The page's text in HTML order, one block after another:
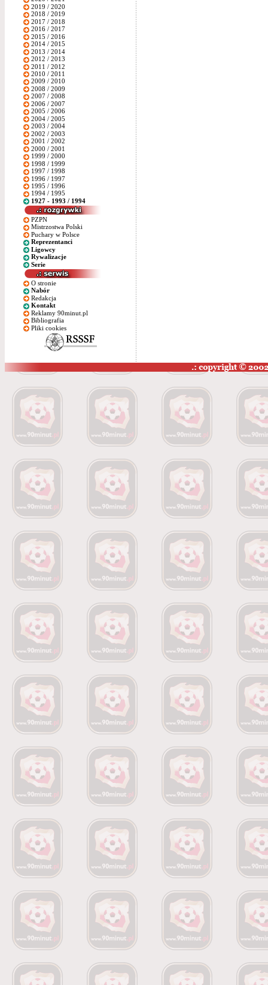
2019 / 2020
2018 / 2019
2017 / 2018
2016 / 2017
2015 / 2016
2014 / 2015
2013 / 2014
2012 / 2013
2011 / 2012
2010 / 2011
2009 / 2010
2008 / 2009
2007 / 2008
2006 / 2007
2005 / 2006
2004 / 2005
2003 / 2004
2002 / 2003
2001 / 2002
2000 / 2001
1999 / 2000
1998 / 1999
1997 / 1998
1996 / 1997
1995 / 1996
1994 / 1995
1927 - 1993 / 1994
PZPN
Mistrzostwa Polski
Puchary w Polsce
Reprezentanci
Ligowcy
Rywalizacje
Serie
O stronie
Nabór
Redakcja
Kontakt
Reklamy 90minut.pl
Bibliografia
Pliki cookies